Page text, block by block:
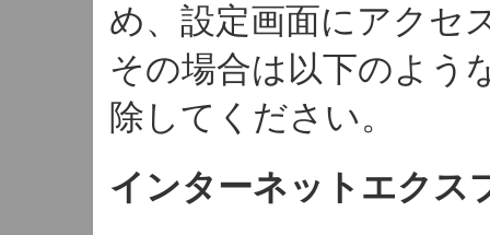
め、設定画面にアクセ
その場合は以下のよう
除してください。
インターネットエクス